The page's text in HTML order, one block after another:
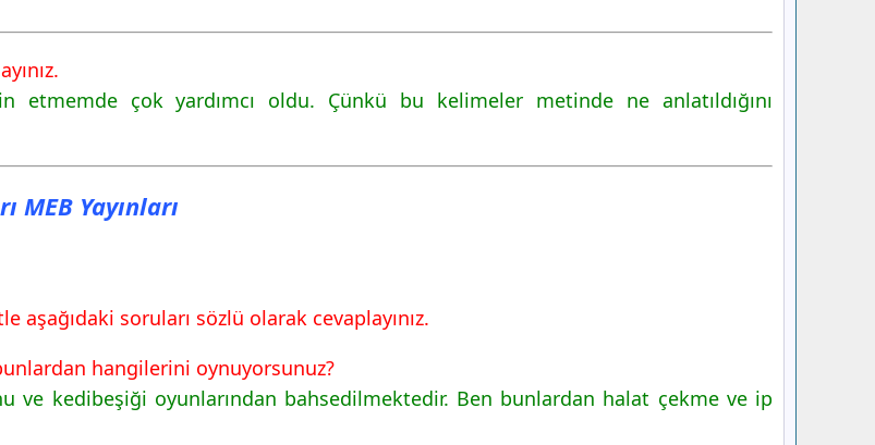
etmemde çok yardımcı oldu. Çünkü bu kelimeler metinde ne anlatıldığını
MEB Yayınları
soruları sözlü olarak cevaplayınız.
hangilerini oynuyorsunuz?
ve kedibeşiği oyunlarından bahsedilmektedir. Ben bunlardan halat çekme ve ip